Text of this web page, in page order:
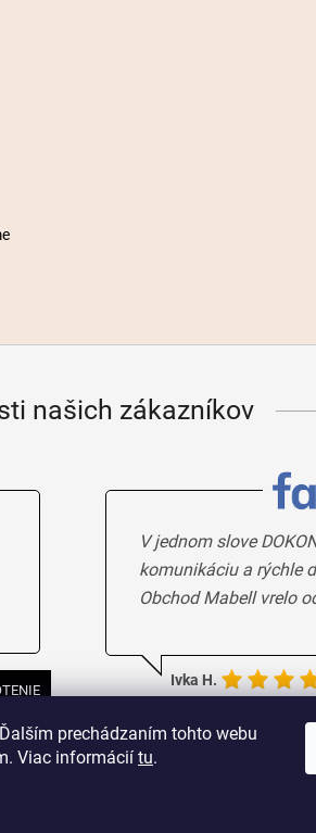
prechádzaním tohto webu
Viac informácií tu.
našich zákazníkov
V jednom slove
komunikáciu a rýchle
Obchod Mabell vrelo
Ivka H.